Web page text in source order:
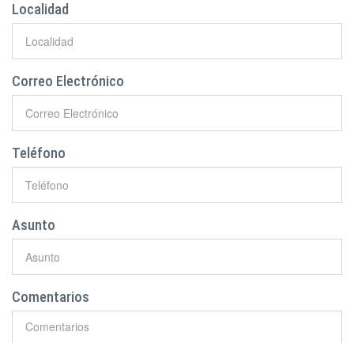
Localidad
Correo Electrónico
Teléfono
Asunto
Comentarios